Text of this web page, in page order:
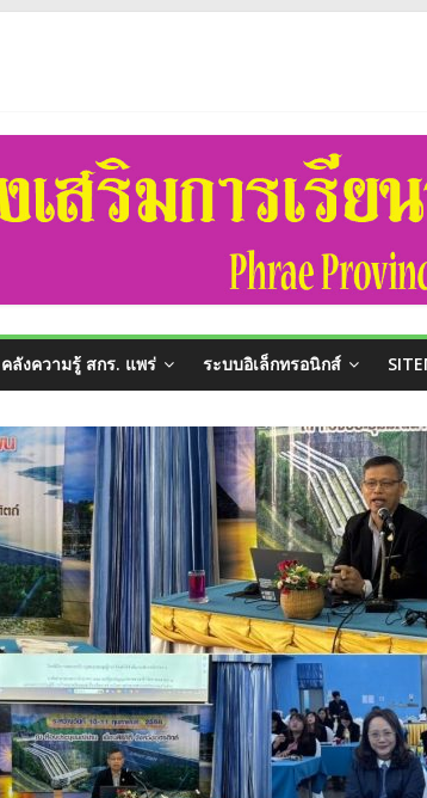
คุ้มครองผู้บริโภค (ประจำเดือนสิงหาคม 2569)
ร่ เรื่อง ประกาศผู้ชนะการจัดซื้อจัดจ้างหรือผู้ที่ได้รับการคัดเลื
รรคา ผู้อำนวยการสำนักงานส่งเสริมการเรียนรู้ประจำจังหวั
กวดแข่งขันแนวปฏิบัติที่ดี การดำเนินโครงการทุนการศึกษาเด็
คลังความรู้ สกร. แพร่ ระบบอิเล็กทรอนิกส์